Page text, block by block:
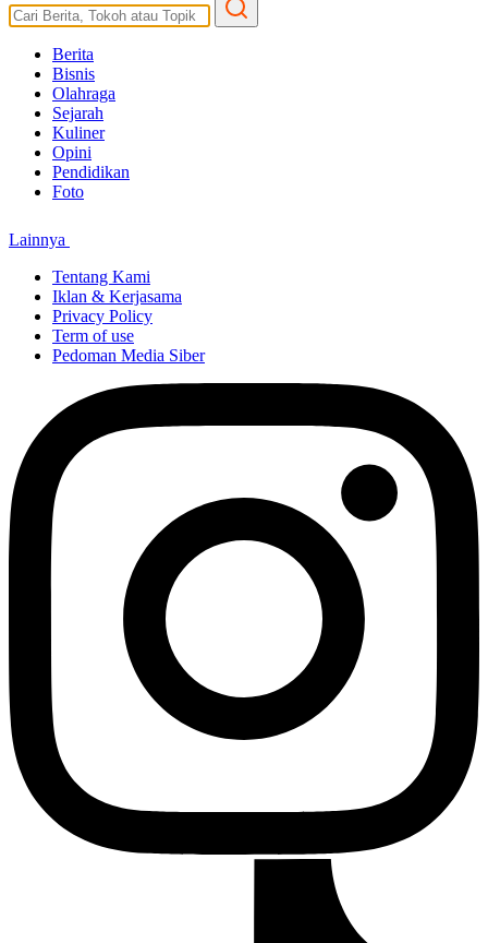
Berita
Bisnis
Olahraga
Sejarah
Kuliner
Opini
Pendidikan
Foto
Lainnya
Tentang Kami
Iklan & Kerjasama
Privacy Policy
Term of use
Pedoman Media Siber